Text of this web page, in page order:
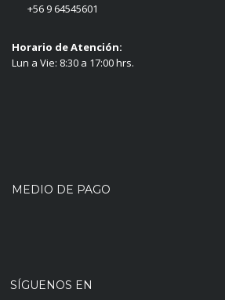
+56 9 64545601
Horario de Atención:
Lun a Vie: 8:30 a 17:00 hrs.
MEDIO DE PAGO
SÍGUENOS EN